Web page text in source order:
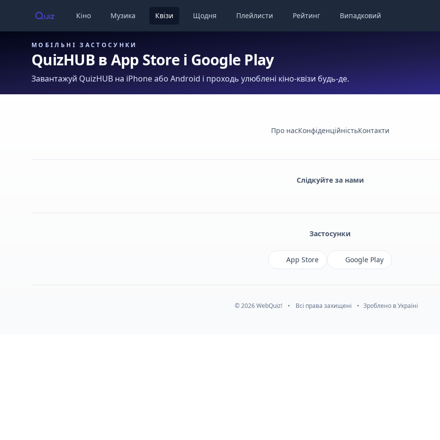
Кіно Музика Квізи Щодня Плейлисти Рейтинг Випадковий
МОБІЛЬНІ ЗАСТОСУНКИ
QuizHUB в App Store і Google Play
Завантажуй QuizHUB на iPhone або Android і проходь улюблені кіно-квізи будь-де.
Про насКонфіденційністьКонтакти
Слідкуйте за нами
Застосунки
App Store Google Play
© 2026 WebQuiz! • Всі права захищені • Зроблено в Україні